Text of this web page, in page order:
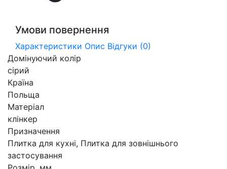
Умови повернення
Характеристики Опис Відгуки (0)
Домінуючий колір
сірий
Країна
Польща
Матеріал
клінкер
Призначення
Плитка для кухні, Плитка для зовнішнього
застосування